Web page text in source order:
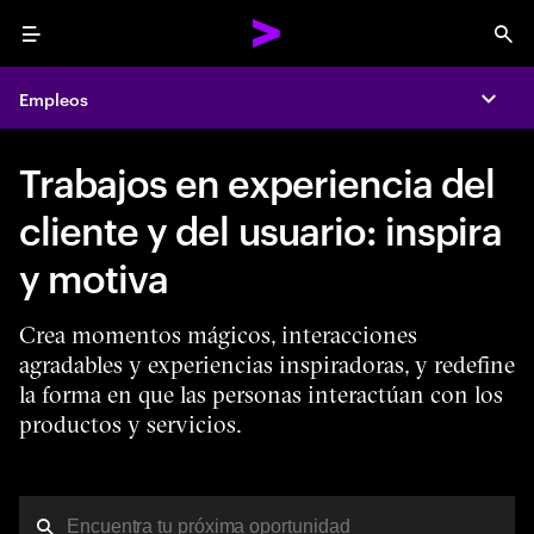
Menu
Empleos
Trabajos en experiencia del
cliente y del usuario: inspira
y motiva
Crea momentos mágicos, interacciones
agradables y experiencias inspiradoras, y redefine
la forma en que las personas interactúan con los
productos y servicios.